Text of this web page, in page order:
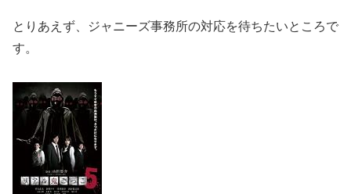
とりあえず、ジャニーズ事務所の対応を待ちたいところで
す。